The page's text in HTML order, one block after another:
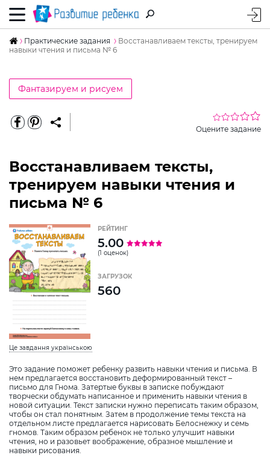
Практические задания
Восстанавливаем тексты, тренируем
навыки чтения и письма № 6
Фантазируем и рисуем
Оцените задание
Восстанавливаем тексты,
тренируем навыки чтения и
письма № 6
Це завдання українською
Это задание поможет ребенку развить навыки чтения и письма. В
нем предлагается восстановить деформированный текст –
письмо для Гнома. Затертые буквы в записке побуждают
творчески обдумать написанное и применить навыки чтения в
новой ситуации. Текст записки нужно переписать таким образом,
чтобы он стал понятным. Затем в продолжение темы текста на
отдельном листе предлагается нарисовать Белоснежку и семь
гномов. Таким образом ребенок не только улучшит навыки
чтения, но и разовьет воображение, образное мышление и
навыки рисования.
РЕЙТИНГ
5.00
(1 оценок)
ЗАГРУЗОК
560